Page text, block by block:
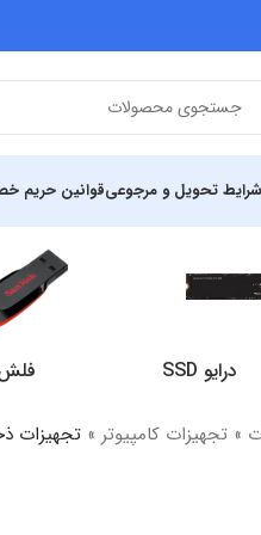
شرایط تحویل و مرجوعیقوانین حریم
درایو SSD
» تجهیزات کامپیوتر » تجهیزات